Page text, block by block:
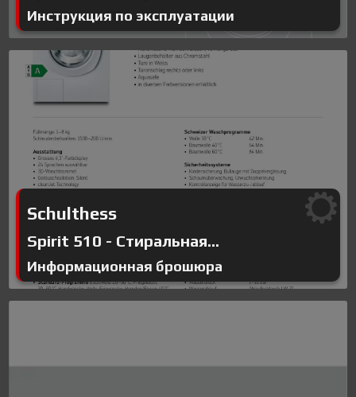
Инструкция по эксплуатации
Schulthess
Spirit 510 - Стиральная...
Информационная брошюра